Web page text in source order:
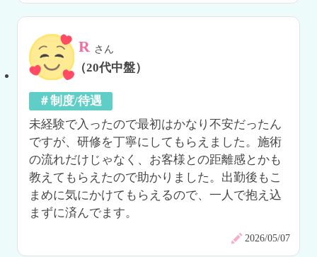
R さん
（20代中盤）
＃制度/待遇
未経験で入ったので最初はかなり不安だったん
ですが、研修を丁寧にしてもらえました。施術
の流れだけじゃなく、お客様との距離感とかも
教えてもらえたので助かりました。出勤後もこ
まめに気にかけてもらえるので、一人で抱え込
まずに済んでます。
2026/05/07